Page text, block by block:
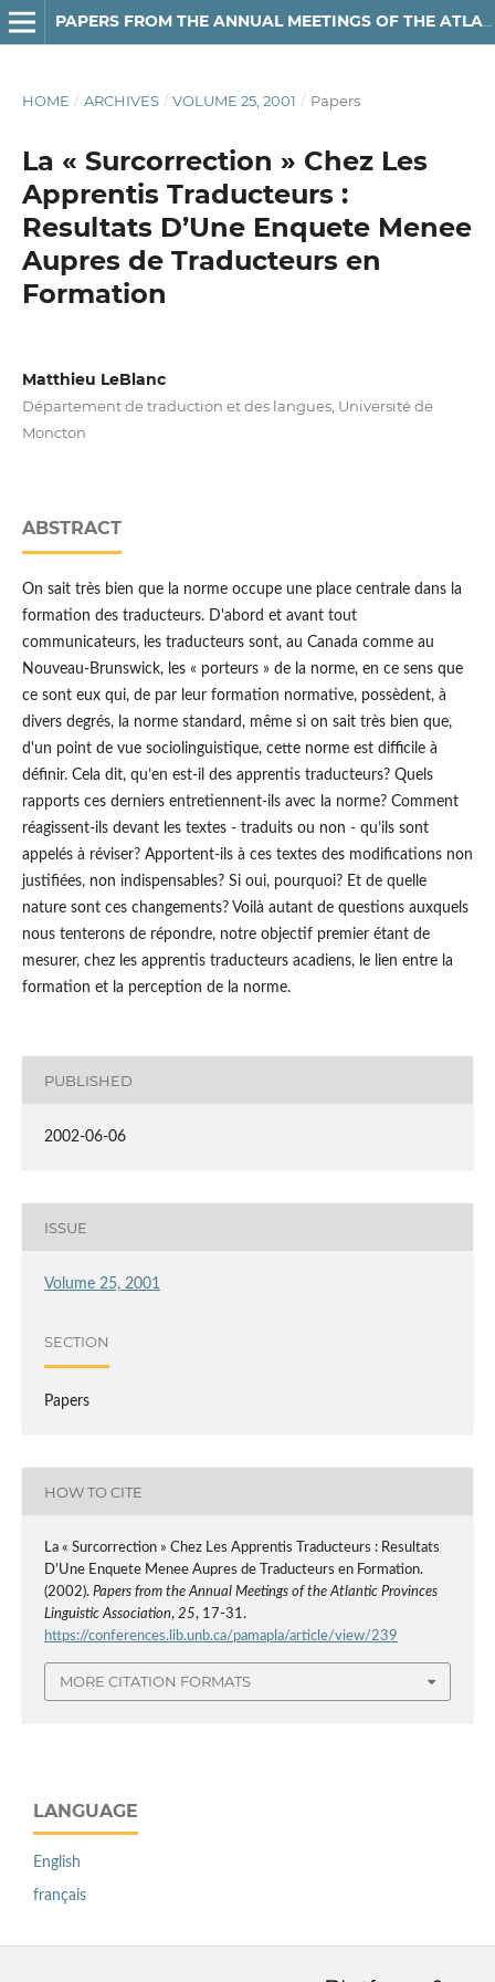
PAPERS FROM THE ANNUAL MEETINGS OF THE ATLANTIC PROVINCES LINGUISTIC ASSOCIATION
HOME / ARCHIVES / VOLUME 25, 2001 / Papers
La « Surcorrection » Chez Les
Apprentis Traducteurs :
Resultats D’Une Enquete Menee
Aupres de Traducteurs en
Formation
Matthieu LeBlanc
Département de traduction et des langues, Université de
Moncton
ABSTRACT
On sait très bien que la norme occupe une place centrale dans la
formation des traducteurs. D'abord et avant tout
communicateurs, les traducteurs sont, au Canada comme au
Nouveau-Brunswick, les « porteurs » de la norme, en ce sens que
ce sont eux qui, de par leur formation normative, possèdent, à
divers degrés, la norme standard, même si on sait très bien que,
d'un point de vue sociolinguistique, cette norme est difficile à
définir. Cela dit, qu’en est-il des apprentis traducteurs? Quels
rapports ces derniers entretiennent-ils avec la norme? Comment
réagissent-ils devant les textes - traduits ou non - qu’ils sont
appelés à réviser? Apportent-ils à ces textes des modifications non
justifiées, non indispensables? Si oui, pourquoi? Et de quelle
nature sont ces changements? Voilà autant de questions auxquels
nous tenterons de répondre, notre objectif premier étant de
mesurer, chez les apprentis traducteurs acadiens, le lien entre la
formation et la perception de la norme.
PUBLISHED
2002-06-06
ISSUE
Volume 25, 2001
SECTION
Papers
HOW TO CITE
La « Surcorrection » Chez Les Apprentis Traducteurs : Resultats
D’Une Enquete Menee Aupres de Traducteurs en Formation.
(2002). Papers from the Annual Meetings of the Atlantic Provinces
Linguistic Association, 25, 17-31.
https://conferences.lib.unb.ca/pamapla/article/view/239
MORE CITATION FORMATS
LANGUAGE
English
français